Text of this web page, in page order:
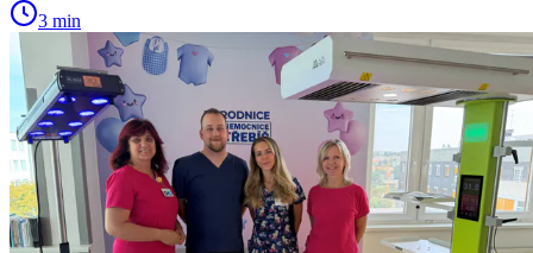
3 min